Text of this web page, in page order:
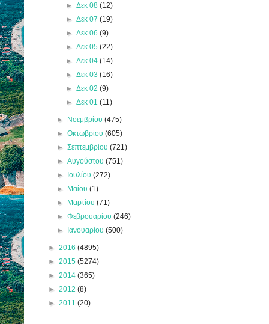
► Δεκ 08 (12)
► Δεκ 07 (19)
► Δεκ 06 (9)
► Δεκ 05 (22)
► Δεκ 04 (14)
► Δεκ 03 (16)
► Δεκ 02 (9)
► Δεκ 01 (11)
► Νοεμβρίου(475)
►Οκτωβρίου(605)
►Σεπτεμβρίου(721)
►Αυγούστου(751)
► Ιουλίου(272)
► Μαΐου(1)
► Μαρτίου(71)
►Φεβρουαρίου(246)
► Ιανουαρίου(500)
► 2016 (4895)
► 2015 (5274)
► 2014 (365)
► 2012 (8)
► 2011 (20)